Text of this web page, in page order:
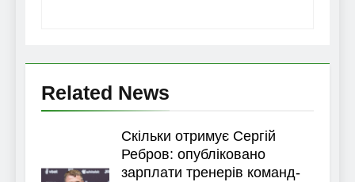
Related News
Скільки отримує Сергій
Ребров: опубліковано
зарплати тренерів команд-